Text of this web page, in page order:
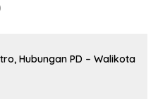
Hubungan PD – Walikota